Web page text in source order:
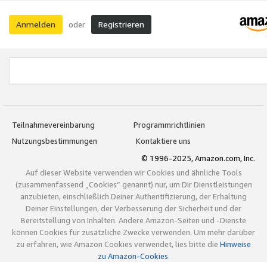
Anmelden oder Registrieren
Teilnahmevereinbarung
Programmrichtlinien
Nutzungsbestimmungen
Kontaktiere uns
© 1996-2025, Amazon.com, Inc.
Auf dieser Website verwenden wir Cookies und ähnliche Tools
(zusammenfassend „Cookies“ genannt) nur, um Dir Dienstleistungen
anzubieten, einschließlich Deiner Authentifizierung, der Erhaltung
Deiner Einstellungen, der Verbesserung der Sicherheit und der
Bereitstellung von Inhalten. Andere Amazon-Seiten und -Dienste
können Cookies für zusätzliche Zwecke verwenden. Um mehr darüber
zu erfahren, wie Amazon Cookies verwendet, lies bitte die Hinweise
zu Amazon-Cookies.